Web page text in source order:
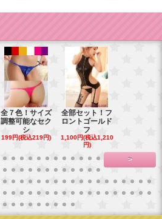
全７色！サイズ
調整可能なセク
シ
199円(税込219円)
全部セット！フ
ロントゴールド
フ
1,100円(税込1,210
円)
>